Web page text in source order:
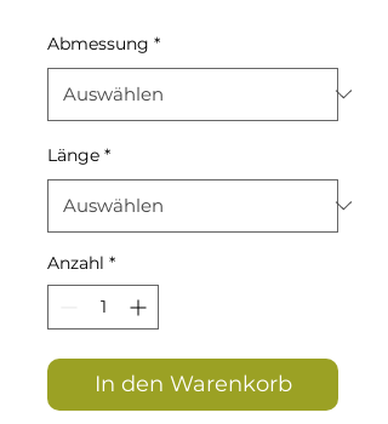
Abmessung *
Länge *
Anzahl *
In den Warenkorb